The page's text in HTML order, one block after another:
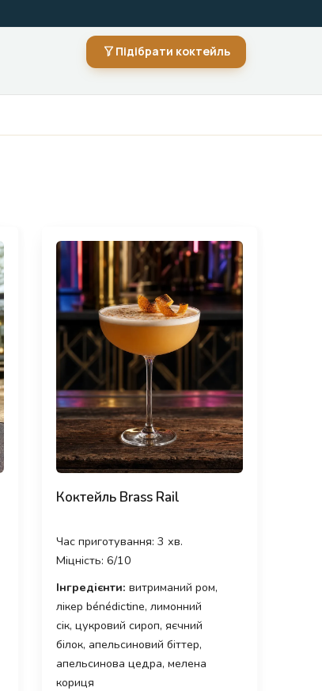
Підібрати коктейль
Коктейль Brass Rail
Час приготування: 3 хв.
Міцність: 6/10
Інгредієнти: витриманий ром,
лікер bénédictine, лимонний
сік, цукровий сироп, яєчний
білок, апельсиновий біттер,
апельсинова цедра, мелена
кориця